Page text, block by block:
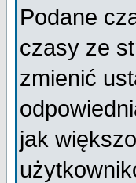
Podane
czasy ze
zmienić
jak